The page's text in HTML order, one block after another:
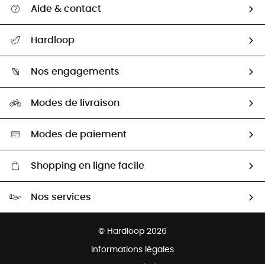
Aide & contact
Retour & remboursement
Guide des tailles
Seconde Main
Aide & Contact
Hardloop
HardGuides
Nos engagements
Sélection éco-responsable
Modes de livraison
Modes de paiement
Shopping en ligne facile
Nos services
© Hardloop 2026
Informations légales